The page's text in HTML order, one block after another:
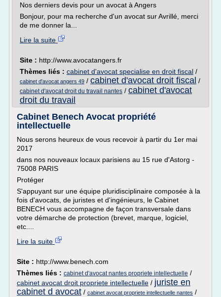
Nos derniers devis pour un avocat à Angers
Bonjour, pour ma recherche d'un avocat sur Avrillé, merci
de me donner la...
Lire la suite
Site : http://www.avocatangers.fr
Thèmes liés : cabinet d'avocat specialise en droit fiscal /
cabinet d'avocat angers 49 / cabinet d'avocat droit fiscal /
cabinet d'avocat droit du travail nantes / cabinet d'avocat
droit du travail
Cabinet Benech Avocat propriété
intellectuelle
Nous serons heureux de vous recevoir à partir du 1er mai
2017
dans nos nouveaux locaux parisiens au 15 rue d'Astorg -
75008 PARIS
Protéger
S'appuyant sur une équipe pluridisciplinaire composée à la
fois d'avocats, de juristes et d'ingénieurs, le Cabinet
BENECH vous accompagne de façon transversale dans
votre démarche de protection (brevet, marque, logiciel,
etc....
Lire la suite
Site : http://www.benech.com
Thèmes liés : cabinet d'avocat nantes propriete intellectuelle /
cabinet avocat droit propriete intellectuelle / juriste en
cabinet d avocat / cabinet avocat propriete intellectuelle nantes /